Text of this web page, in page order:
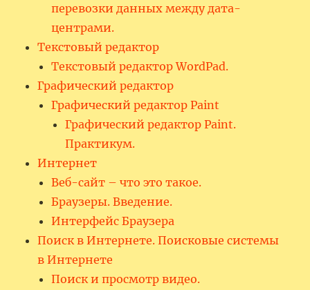
перевозки данных между дата-
центрами.
Текстовый редактор
Текстовый редактор WordPad.
Графический редактор
Графический редактор Paint
Графический редактор Paint.
Практикум.
Интернет
Веб-сайт – что это такое.
Браузеры. Введение.
Интерфейс Браузера
Поиск в Интернете. Поисковые системы
в Интернете
Поиск и просмотр видео.